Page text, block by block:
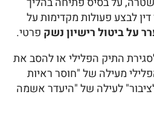
לבצע פעולות מקדימות על
על ביטול רישיון נשק פרטי.
התיק הפלילי או להסב את
מעילה של "חוסר ראיות
לעילה של "היעדר אשמה